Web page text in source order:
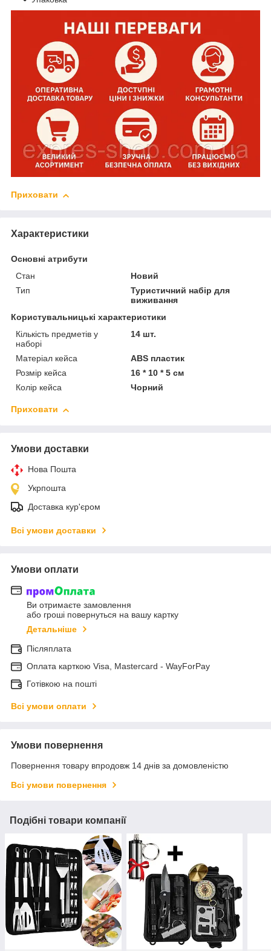
Приховати
Характеристики
Основні атрибути
Стан
Новий
Тип
Туристичний набір для
виживання
Користувальницькі характеристики
Кількість предметів у
наборі
14 шт.
Матеріал кейса
ABS пластик
Розмір кейса
16 * 10 * 5 см
Колір кейса
Чорний
Приховати
Умови доставки
Нова Пошта
Укрпошта
Доставка кур'єром
Всі умови доставки
Умови оплати
Ви отримаєте замовлення
або гроші повернуться на вашу картку
Детальніше
Післяплата
Оплата карткою Visa, Mastercard - WayForPay
Готівкою на пошті
Всі умови оплати
Умови повернення
Повернення товару впродовж 14 днів за домовленістю
Всі умови повернення
Подібні товари компанії